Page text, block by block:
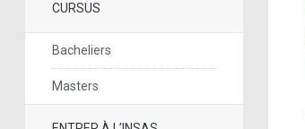
CURSUS
Bacheliers
Masters